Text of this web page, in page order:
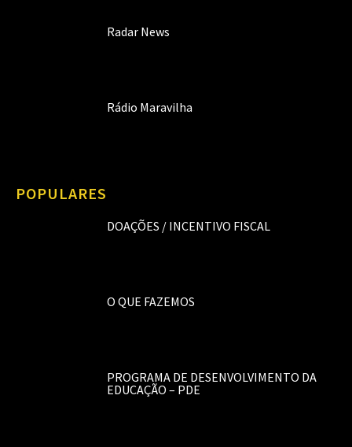
Radar News
Rádio Maravilha
POPULARES
DOAÇÕES / INCENTIVO FISCAL
O QUE FAZEMOS
PROGRAMA DE DESENVOLVIMENTO DA
EDUCAÇÃO – PDE